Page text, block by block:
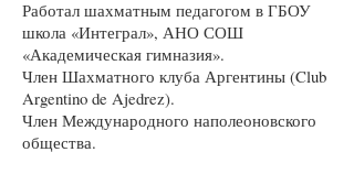
Работал шахматным педагогом в ГБОУ
школа «Интеграл», АНО СОШ
«Академическая гимназия».
Член Шахматного клуба Аргентины (Club
Argentino de Ajedrez).
Член Международного наполеоновского
общества.